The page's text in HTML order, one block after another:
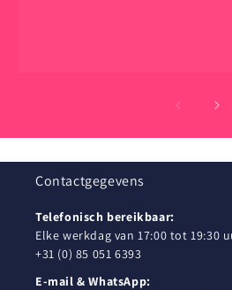
Contactgegevens
Telefonisch bereikbaar:
Elke werkdag van 17:00 tot 19:30
+31 (0) 85 051 6393
E-mail & WhatsApp: